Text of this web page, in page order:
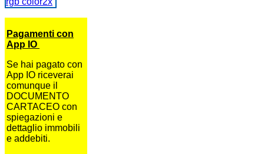
Pagamenti con
App IO
Se hai pagato con
App IO riceverai
comunque il
DOCUMENTO
CARTACEO con
spiegazioni e
dettaglio immobili
e addebiti.